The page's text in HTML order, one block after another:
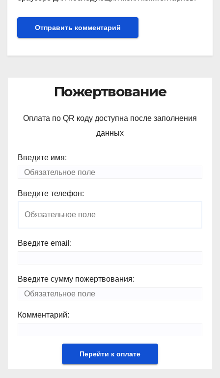
Пожертвование
Оплата по QR коду доступна после заполнения
данных
Введите имя:
Введите телефон:
Введите email:
Введите сумму пожертвования:
Комментарий: